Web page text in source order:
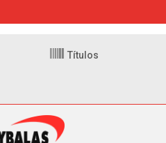
Títulos